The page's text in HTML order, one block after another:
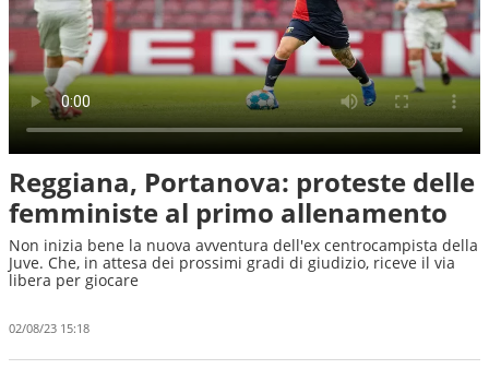
Reggiana, Portanova: proteste delle
femministe al primo allenamento
Non inizia bene la nuova avventura dell'ex centrocampista della
Juve. Che, in attesa dei prossimi gradi di giudizio, riceve il via
libera per giocare
02/08/23 15:18